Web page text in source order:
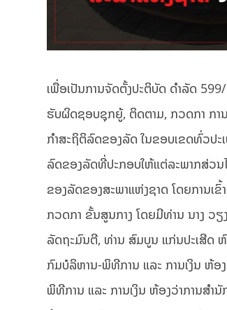
ເພື່ອເປັນການຈັດຕັ້ງປະຕິບັດ ດໍາລັດ
ຮັບຜິດຊອບຊຸກຍູ້, ຕິດຕາມ, ກວດກາ ກາ
ກໍາສະຖິຕິລົດຂອງລັດ ໃນຂອບເຂດທົ່ວປ
ລົດຂອງລັດທີ່ປະກອບໃຫ້ແຕ່ລະພາກສ່ວນ
ຂອງລັດຂອງສະພາແຫ່ງຊາດ ໂດຍການເ
ກວດກາ ຂັ້ນສູນກາງ ໂດຍມີທ່ານ ນາງ ວ
ລັດຖະມົນຕີ, ທ່ານ ສົມບູນ ແກ່ນປະເສີດ
ກົມບໍລິຫານ-ພິທີການ ແລະ ການເງິນ ຫ້
ພິທີການ ແລະ ການເງິນ ຫ້ອງວ່າການສໍ